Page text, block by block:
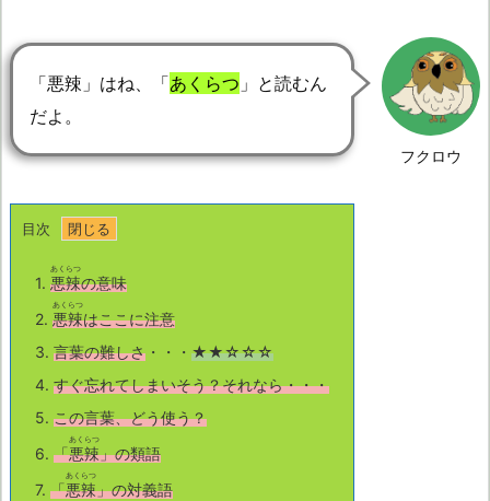
フクロウ
「悪辣」はね、「あくらつ 」と読むん
だよ。
目次
1. 悪辣
あくらつ
の意味
2. 悪辣
あくらつ
はここに注意
3. 言葉の難しさ ・・・ ★★☆☆☆
4. すぐ忘れてしまいそう？それなら・・・
5. この言葉、どう使う？
6. 「悪辣
あくらつ
」の類語
7. 「悪辣
あくらつ
」の対義語